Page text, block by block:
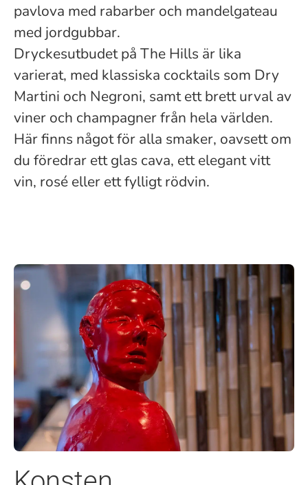
pavlova med rabarber och mandelgateau
med jordgubbar.
Dryckesutbudet på The Hills är lika
varierat, med klassiska cocktails som Dry
Martini och Negroni, samt ett brett urval av
viner och champagner från hela världen.
Här finns något för alla smaker, oavsett om
du föredrar ett glas cava, ett elegant vitt
vin, rosé eller ett fylligt rödvin.